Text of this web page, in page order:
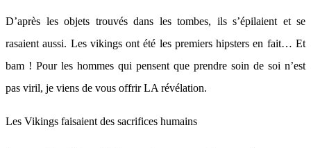
D’après les objets trouvés dans les tombes, ils s’épilaient et se
rasaient aussi. Les vikings ont été les premiers hipsters en fait… Et
bam ! Pour les hommes qui pensent que prendre soin de soi n’est
pas viril, je viens de vous offrir LA révélation.
Les Vikings faisaient des sacrifices humains